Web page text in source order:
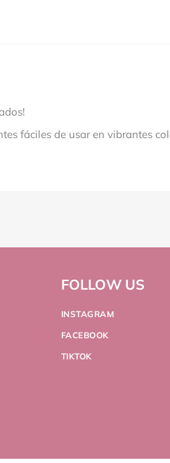
fáciles de usar en vibrantes
FOLLOW US
INSTAGRAM
FACEBOOK
TIKTOK